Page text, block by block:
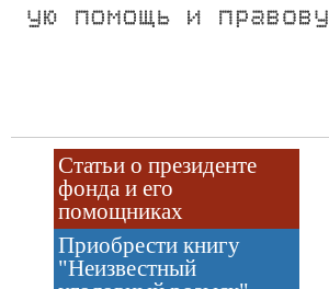
Статьи о президенте
фонда и его
помощниках
Приобрести книгу
"Неизвестный